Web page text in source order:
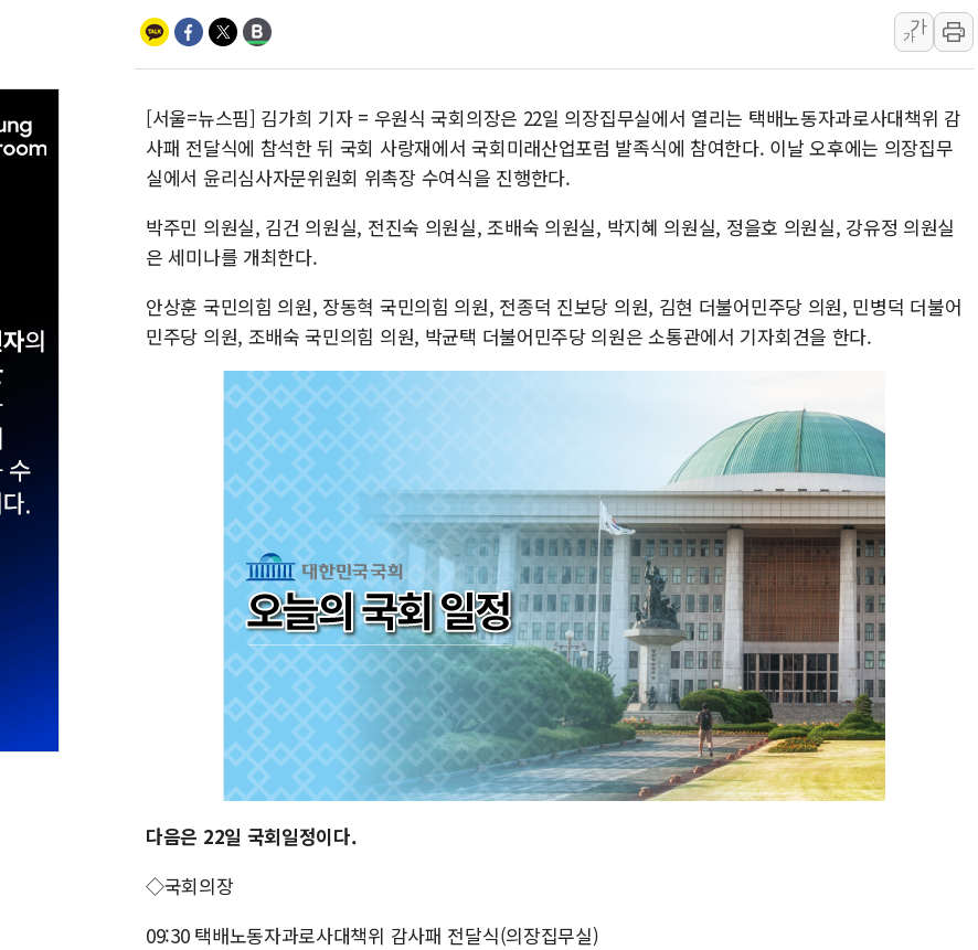
인제 용대리 계곡
동해시, 11~14일 '
청양 밭에서 일하던
폭염에 車 운전면허
'호우 특보' 경북 울
주말 무더위·열대
오세훈 "용산공원
충북 주말 무더위 지
가
가
[서울=뉴스핌] 김가희 기자 = 우원식 국회의장은 22일 의장집무실에서 열리는 택배노동자과로사대책위 감
사패 전달식에 참석한 뒤 국회 사랑재에서 국회미래산업포럼 발족식에 참여한다. 이날 오후에는 의장집무
실에서 윤리심사자문위원회 위촉장 수여식을 진행한다.
박주민 의원실, 김건 의원실, 전진숙 의원실, 조배숙 의원실, 박지혜 의원실, 정을호 의원실, 강유정 의원실
은 세미나를 개최한다.
안상훈 국민의힘 의원, 장동혁 국민의힘 의원, 전종덕 진보당 의원, 김현 더불어민주당 의원, 민병덕 더불어
민주당 의원, 조배숙 국민의힘 의원, 박균택 더불어민주당 의원은 소통관에서 기자회견을 한다.
다음은 22일 국회일정이다.
◇국회의장
09:30 택배노동자과로사대책위 감사패 전달식(의장집무실)